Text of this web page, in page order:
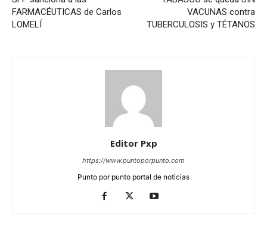
FARMACÉUTICAS de Carlos
LOMELÍ
VACUNAS contra
TUBERCULOSIS y TÉTANOS
Editor Pxp
https://www.puntoporpunto.com
Punto por punto portal de noticias